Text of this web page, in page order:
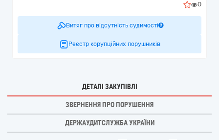
0
Витяг про відсутність судимості
Реєстр корупційних порушників
ДЕТАЛІ ЗАКУПІВЛІ
ЗВЕРНЕННЯ ПРО ПОРУШЕННЯ
ДЕРЖАУДИТСЛУЖБА УКРАЇНИ